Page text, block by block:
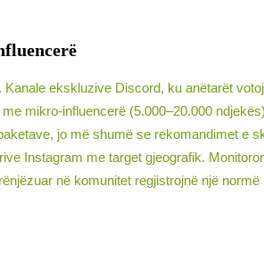
ekskluzive Discord, ku anëtarët
mikro-influencerë (5.000–20.000
jo më shumë se rekomandimet e
Instagram me target gjeografik.
në komunitet regjistrojnë një